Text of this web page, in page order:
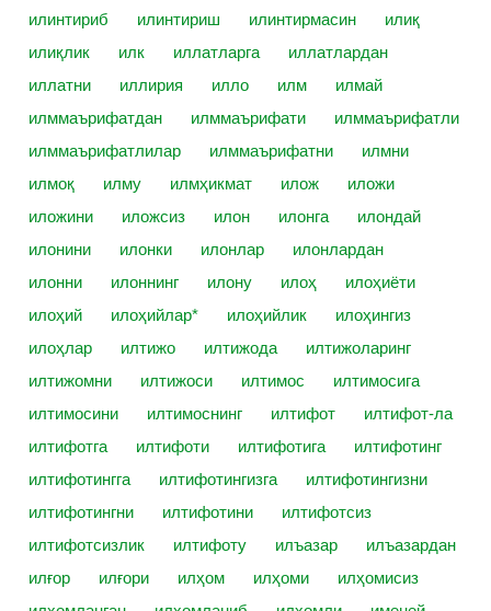
илинтириб
илинтириш илинтирмасин
илиқ
илиқлик
илк иллатларга
иллатлардан
иллатни
иллирия илло илм
илмай
илммаърифатдан
илммаърифати
илммаърифатли
илммаърифатлилар
илммаърифатни
илмни
илмоқ
илму илмҳикмат илож
иложи
иложини
иложсиз илон илонга
илондай
илонини
илонки илонлар
илонлардан
илонни
илоннинг илону илоҳ
илоҳиёти
илоҳий
илоҳийлар* илоҳийлик
илоҳингиз
илоҳлар
илтижо илтижода
илтижоларинг
илтижомни
илтижоси илтимос
илтимосига
илтимосини
илтимоснинг илтифот
илтифот-ла
илтифотга
илтифоти илтифотига
илтифотинг
илтифотингга
илтифотингизга
илтифотингизни
илтифотингни
илтифотини
илтифотсиз
илтифотсизлик
илтифоту илъазар
илъазардан
илғор
илғори илҳом илҳоми
илҳомисиз